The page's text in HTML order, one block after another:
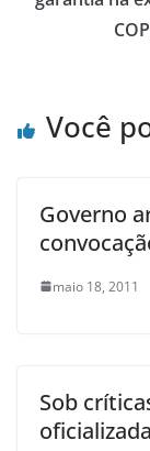
Você
Governo
maio 18, 2011
Sob